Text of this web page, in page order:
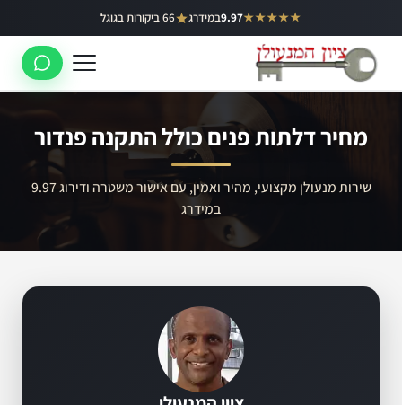
לתוכן
★★★★★
9.97במידרג 66 ביקורות בגוגל באר יעקב
ראשון לציון
לוד
רמלה
מחיר דלתות פנים כולל התקנה פנדור
שירות מנעולן מקצועי, מהיר ואמין, עם אישור משטרה ודירוג 9.97
במידרג